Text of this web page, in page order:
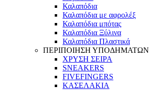
Καλαπόδια
Καλαπόδια με αφρολέξ
Καλαπόδια μπότας
Καλαπόδια Ξύλινα
Καλαπόδια Πλαστικά
ΠΕΡΙΠΟΙΗΣΗ ΥΠΟΔΗΜΑΤΩΝ
ΧΡΥΣΗ ΣΕΙΡΑ
SNEAKERS
FIVEFINGERS
ΚΑΣΕΛΑΚΙΑ